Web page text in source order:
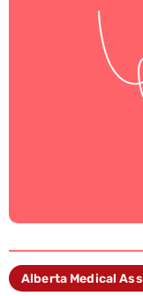
Alberta Medical